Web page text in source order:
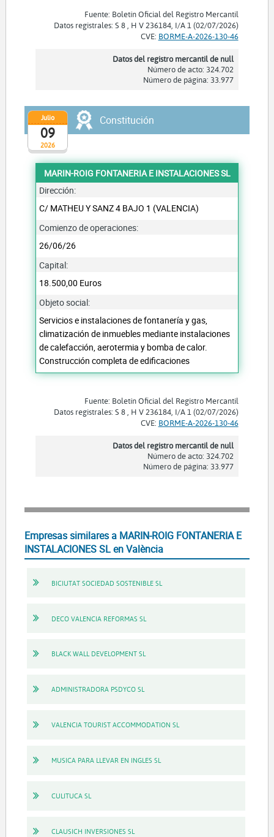
Fuente: Boletín Oficial del Registro Mercantil
Datos registrales: S 8 , H V 236184, I/A 1 (02/07/2026)
CVE: BORME-A-2026-130-46
Datos del registro mercantil de null
Número de acto: 324.702
Número de página: 33.977
2026
Julio
09
Constitución
MARIN-ROIG FONTANERIA E INSTALACIONES SL
Dirección:
C/ MATHEU Y SANZ 4 BAJO 1 (VALENCIA)
Comienzo de operaciones:
26/06/26
Capital:
18.500,00 Euros
Objeto social:
Servicios e instalaciones de fontanería y gas,
climatización de inmuebles mediante instalaciones
de calefacción, aerotermia y bomba de calor.
Construcción completa de edificaciones
Fuente: Boletín Oficial del Registro Mercantil
Datos registrales: S 8 , H V 236184, I/A 1 (02/07/2026)
CVE: BORME-A-2026-130-46
Datos del registro mercantil de null
Número de acto: 324.702
Número de página: 33.977
Empresas similares a MARIN-ROIG FONTANERIA E
INSTALACIONES SL en València
BICIUTAT SOCIEDAD SOSTENIBLE SL
DECO VALENCIA REFORMAS SL
BLACK WALL DEVELOPMENT SL
ADMINISTRADORA PSDYCO SL
VALENCIA TOURIST ACCOMMODATION SL
MUSICA PARA LLEVAR EN INGLES SL
CULITUCA SL
CLAUSICH INVERSIONES SL